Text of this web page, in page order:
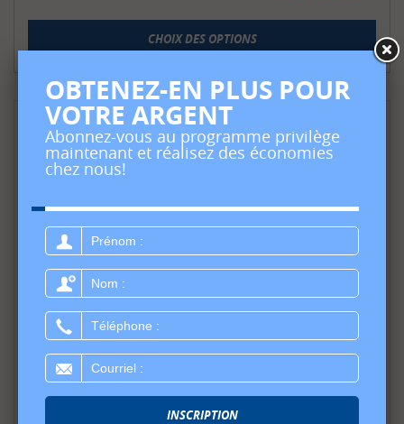
CHOIX DES OPTIONS
Réservoir d’Eaux Usées Portatif pour VR
OBTENEZ-EN PLUS POUR
VOTRE ARGENT
Abonnez-vous au programme privilège
maintenant et réalisez des économies
chez nous!
Prénom
Nom
Téléphone
Courriel
INSCRIPTION